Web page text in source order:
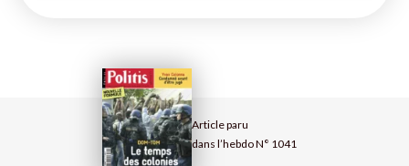
Article paru
dans l’hebdo N° 1041